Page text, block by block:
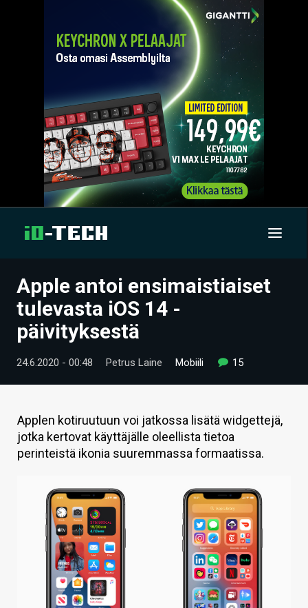
UUTISET
ARTIKKELIT
VIDEOT
TECHBBS
TIETOA
HINTA.FI
VAIHDA TEEMA
Apple antoi ensimaistiaiset
tulevasta iOS 14 -
päivityksestä
24.6.2020 - 00:48 Petrus Laine Mobiili 15
Applen kotiruutuun voi jatkossa lisätä widgettejä,
jotka kertovat käyttäjälle oleellista tietoa
perinteistä ikonia suuremmassa formaatissa.